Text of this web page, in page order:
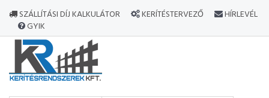
SZÁLLÍTÁSI DÍJ KALKULÁTOR KERÍTÉSTERVEZŐ
HÍRLEVÉL
GYIK
MINDEN
TERMÉK
MENÜ